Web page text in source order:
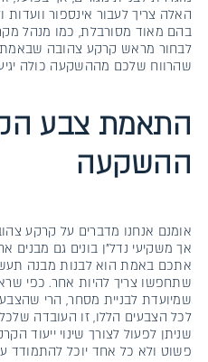
האלה צריך לעבור אינספור
בהם מאוד מסורבלת, כמו מנהל
לבחור מראש קרקע צהובה שבאמת
שהרווח שלכם מההשקעה כולה
התאמת צבע
ההשקעה
אומנם אנחנו מדברים על קרקע
אך משקיעי נדל"ן בונים גם מבנים
אתכם באמת הוא לבנות מבנה
שתחפשו צריך להיות אחר. כפי
שמיועדת לבניית מסחר, הרי
לכל הצבעים הללו, זו העובדה
שניתן לפעול לצורך שינוי ייעוד
פשוט ולא כל אחד יוכל להתמודד